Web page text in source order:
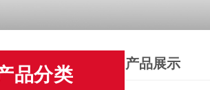
品分类
产品展示